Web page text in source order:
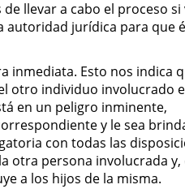
llevar a cabo el proceso si
autoridad jurídica para que
inmediata. Esto nos indica
otro individuo involucrado
en un peligro inminente,
y le sea
con todas las
otra persona involucrada y,
a los hijos de la misma.